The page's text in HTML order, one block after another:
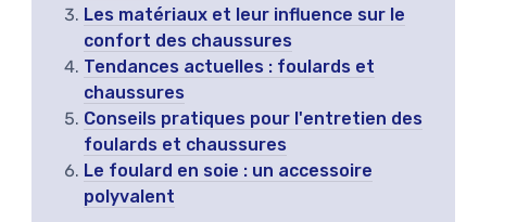
Les matériaux et leur influence sur le
confort des chaussures
Tendances actuelles : foulards et
chaussures
Conseils pratiques pour l'entretien des
foulards et chaussures
Le foulard en soie : un accessoire
polyvalent